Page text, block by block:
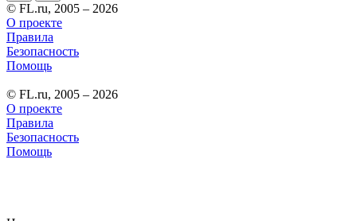
© FL.ru, 2005 – 2026
О проекте
Правила
Безопасность
Помощь
© FL.ru, 2005 – 2026
О проекте
Правила
Безопасность
Помощь